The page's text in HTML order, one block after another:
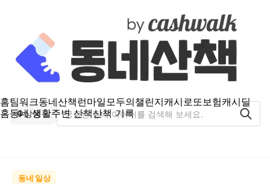
홈팀워크동네산책런마일모두의챌린지캐시로또보험캐시딜
홈동네 생활주변 산책산책 기록
상동
동네 일상